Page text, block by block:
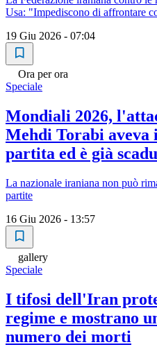
Usa: "Impediscono di affrontare
19 Giu 2026 - 07:04
Ora per ora
Speciale
Mondiali 2026,
Mehdi Torabi aveva
partita ed è già
La nazionale iraniana non può
partite
16 Giu 2026 - 13:57
gallery
Speciale
I tifosi dell'Iran
regime e mostrano
numero dei morti